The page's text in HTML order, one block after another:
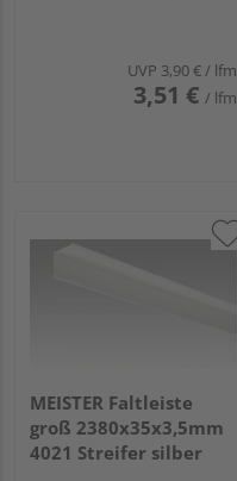
UVP 3,90 €/ lfm
3,51 € / lfm
MEISTER Faltleiste
groß 2380x35x3,5mm
4021 Streifer silber